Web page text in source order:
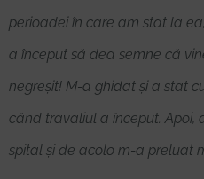
perioadei în care am stat la
a început să dea semne că
negreșit! M-a ghidat și a stat
când travaliul a început.
spital și de acolo m-a preluat